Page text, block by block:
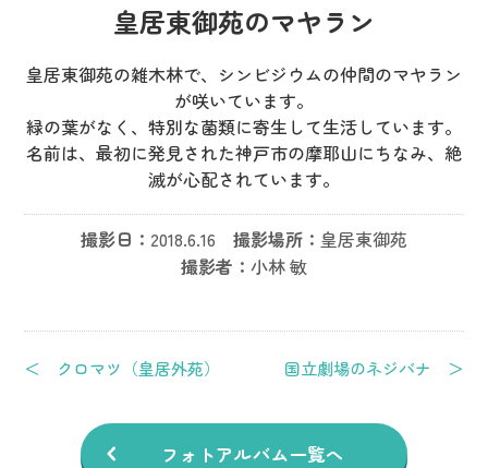
皇居東御苑のマヤラン
皇居東御苑の雑木林で、シンビジウムの仲間のマヤラン
が咲いています。
緑の葉がなく、特別な菌類に寄生して生活しています。
名前は、最初に発見された神戸市の摩耶山にちなみ、絶
滅が心配されています。
撮影日： 2018.6.16 撮影場所： 皇居東御苑
撮影者： 小林 敏
＜ クロマツ（皇居外苑） 国立劇場のネジバナ ＞
フォトアルバム一覧へ